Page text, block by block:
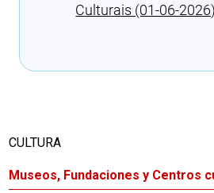
Culturais (01-06-2026)
CULTURA
Museos, Fundaciones y Centros